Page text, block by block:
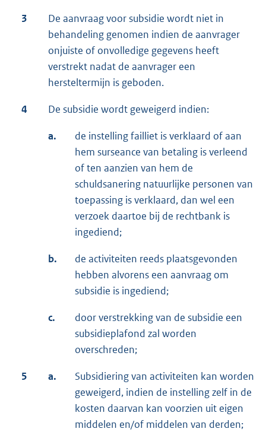
3
De aanvraag voor subsidie wordt niet in
behandeling genomen indien de aanvrager
onjuiste of onvolledige gegevens heeft
verstrekt nadat de aanvrager een
hersteltermijn is geboden.
4 De subsidie wordt geweigerd indien:
a.
de instelling failliet is verklaard of aan
hem surseance van betaling is verleend
of ten aanzien van hem de
schuldsanering natuurlijke personen van
toepassing is verklaard, dan wel een
verzoek daartoe bij de rechtbank is
ingediend;
b.
de activiteiten reeds plaatsgevonden
hebben alvorens een aanvraag om
subsidie is ingediend;
c.
door verstrekking van de subsidie een
subsidieplafond zal worden
overschreden;
5 a.
Subsidiering van activiteiten kan worden
geweigerd, indien de instelling zelf in de
kosten daarvan kan voorzien uit eigen
middelen en/of middelen van derden;